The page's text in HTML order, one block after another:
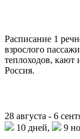
Расписание 1
взрослого
теплоходов, кают
Россия.
28 августа - 6
10 дней,
9